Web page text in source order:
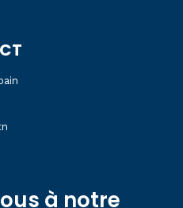
à notre